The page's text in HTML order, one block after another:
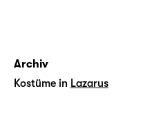
Archiv
Kostüme in Lazarus